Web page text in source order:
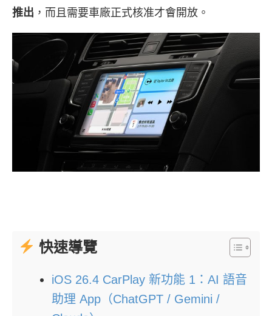
推出 ，而且需要車廠正式核准才會開放。
快速導覽
iOS 26.4 CarPlay 新功能 1：AI 語音
助理 App（ChatGPT / Gemini /